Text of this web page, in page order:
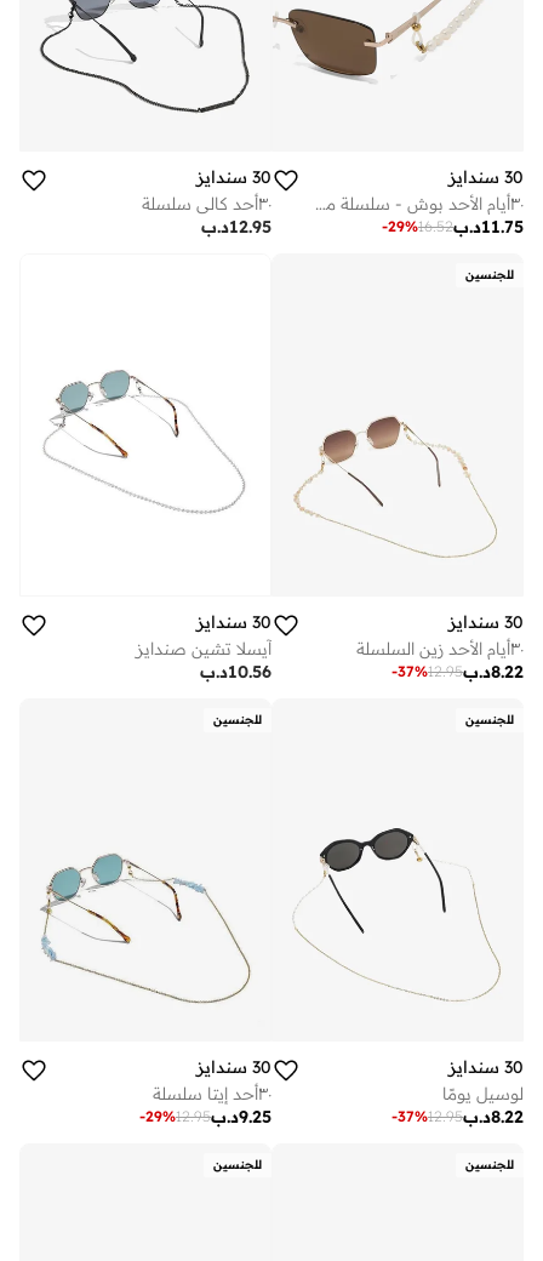
30 سندايز
٣٠أيام الأحد بوش - سلسلة مطلية بالذهب عيار ١٤ وكرات اللؤلؤ
د.ب11.75
16.52
-29%
30 سندايز
٣٠أحد كالي سلسلة
د.ب12.95
للجنسين
30 سندايز
٣٠أيام الأحد زين السلسلة
د.ب8.22
12.95
-37%
30 سندايز
آيسلا تشين صندايز
د.ب10.56
للجنسين
30 سندايز
لوسيل يومًا
د.ب8.22
12.95
-37%
للجنسين
30 سندايز
٣٠أحد إيتا سلسلة
د.ب9.25
12.95
-29%
للجنسين للجنسين